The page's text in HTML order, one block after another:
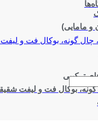
و مامایی)
ترکیبی
بوکال فت و لیفت
چال گونه، بوکال فت و